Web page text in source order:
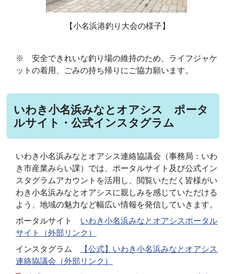
【小名浜港釣り大会の様子】
※ 安全できれいな釣り場の維持のため、ライフジャケ
ットの着用、ごみの持ち帰りにご協力願います。
いわき小名浜みなとオアシス ポータ
ルサイト・公式インスタグラム
いわき小名浜みなとオアシス連絡協議会（事務局：いわ
き市産業みらい課）では、ポータルサイト及び公式イン
スタグラムアカウントを活用し、閲覧いただく皆様がい
わき小名浜みなとオアシスに親しみを感じていただける
よう、地域の魅力など幅広い情報を発信していきます。
ポータルサイト いわき小名浜みなとオアシスポータル
サイト（外部リンク）
インスタグラム
【公式】いわき小名浜みなとオアシス
連絡協議会（外部リンク）